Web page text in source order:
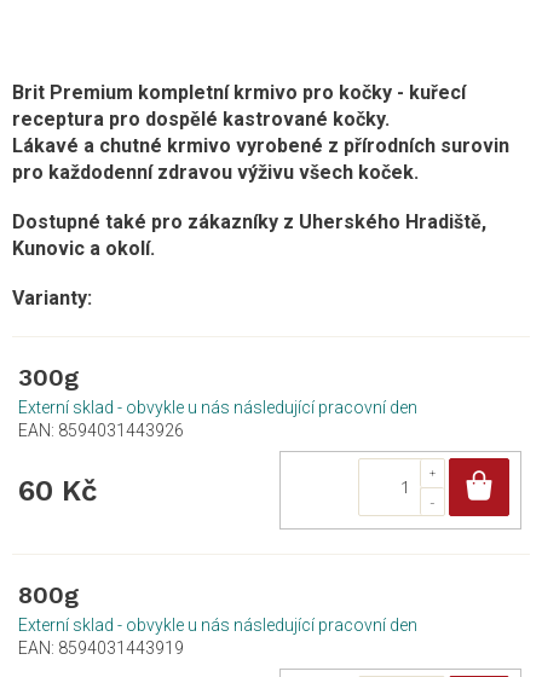
Brit Premium kompletní krmivo pro kočky - kuřecí
receptura pro dospělé kastrované kočky.
Lákavé a chutné krmivo vyrobené z přírodních surovin
pro každodenní zdravou výživu všech koček.
Dostupné také pro zákazníky z Uherského Hradiště,
Kunovic a okolí.
300g
Externí sklad - obvykle u nás následující pracovní den
EAN: 8594031443926
60 Kč
800g
Externí sklad - obvykle u nás následující pracovní den
EAN: 8594031443919